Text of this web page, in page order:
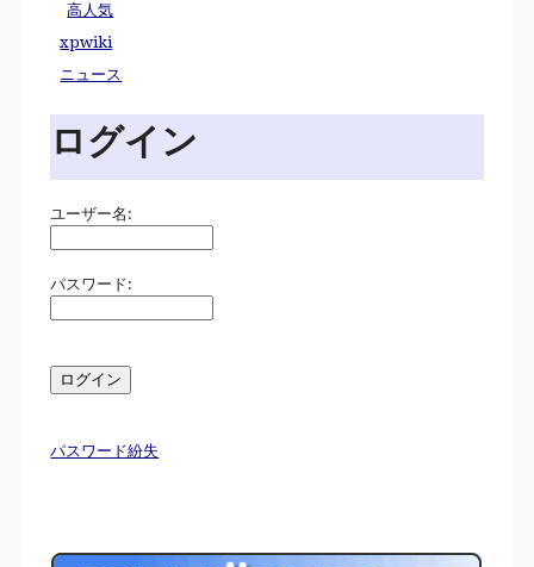
高人気
xpwiki
ニュース
ログイン
ユーザー名:
パスワード:
パスワード紛失